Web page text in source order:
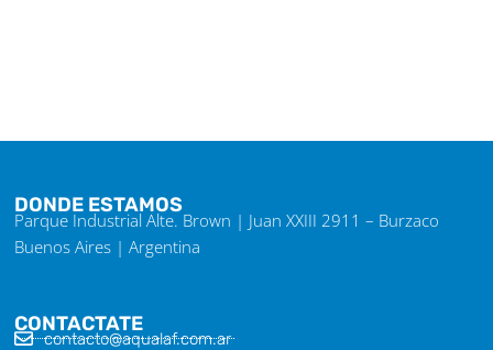
DONDE ESTAMOS
Parque Industrial Alte. Brown | Juan XXIII 2911 – Burzaco
Buenos Aires | Argentina
CONTACTATE
contacto@aqualaf.com.ar